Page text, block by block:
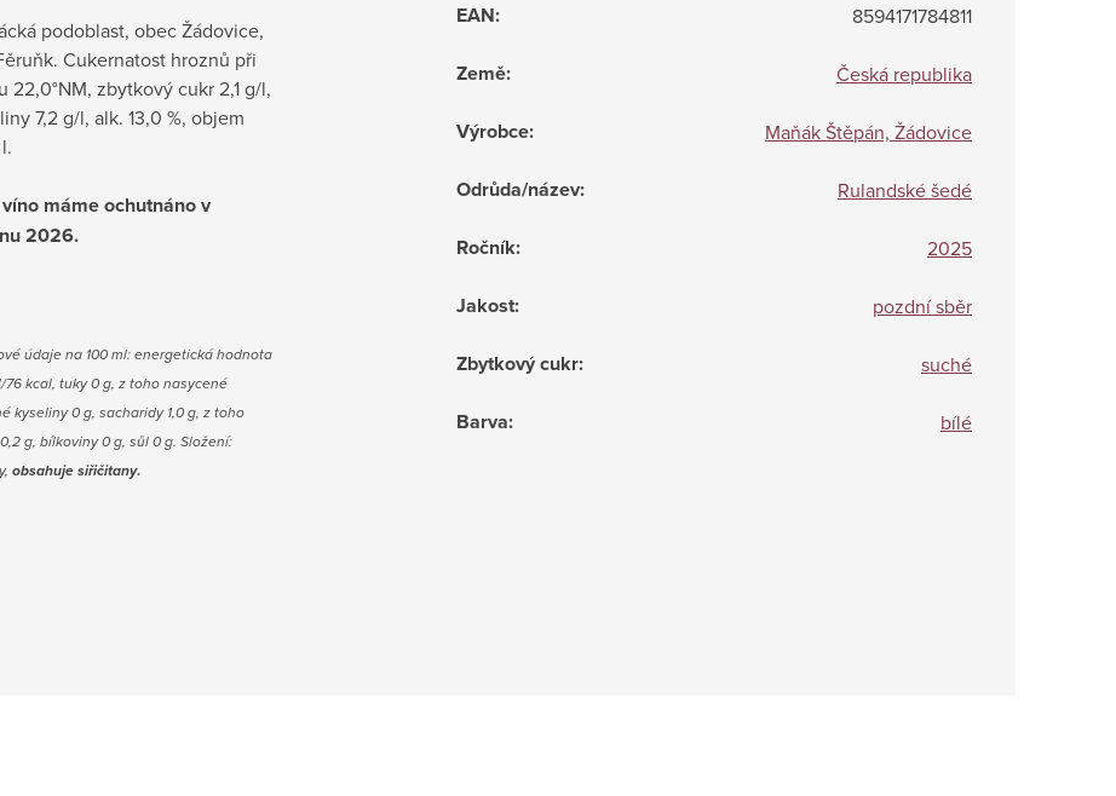
podoblast, obec Žádovice,
Cukernatost hroznů při
22,0°NM, zbytkový cukr 2,1 g/l,
7,2 g/l, alk. 13,0 %, objem
máme ochutnáno v
2026.
údaje na 100 ml: energetická hodnota
76 kcal, tuky 0 g, z toho nasycené
kyseliny 0 g, sacharidy 1,0 g, z toho
g, bílkoviny 0 g, sůl 0 g. Složení:
obsahuje siřičitany.
EAN: 8594171784811
Země: Česká republika
Výrobce: Maňák Štěpán, Žádovice
Odrůda/název: Rulandské šedé
Ročník: 2025
Jakost: pozdní sběr
Zbytkový cukr: suché
Barva: bílé